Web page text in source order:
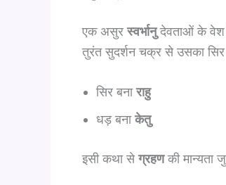
एक असुरस्वर्भानुदेवताओं के वेश
तुरंत सुदर्शन चक्र से उसका सिर
सिर बनाराहु
धड़ बनाकेतु
इसी कथा सेग्रहणकी मान्यता